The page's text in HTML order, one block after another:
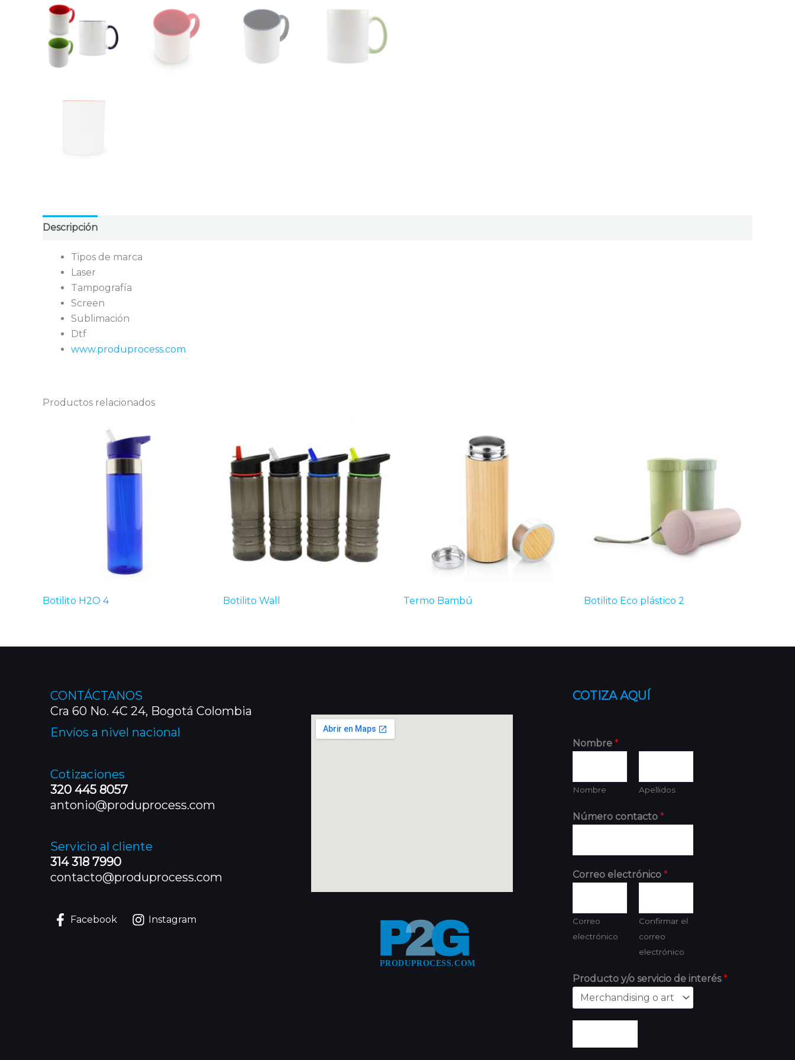
Descripción
Tipos de marca
Laser
Tampografía
Screen
Sublimación
Dtf
www.produprocess.com
Productos relacionados
Botilito H2O 4 Botilito Wall Termo Bambú Botilito Eco plástico 2
CONTÁCTANOS
Cra 60 No. 4C 24, Bogotá Colombia
Envíos a nivel nacional
Cotizaciones
320 445 8057
antonio@produprocess.com
Servicio al cliente
314 318 7990
contacto@produprocess.com
Facebook Instagram
COTIZA AQUÍ
Nombre *
Nombre Apellidos
Número contacto *
Correo electrónico *
Correo
electrónico
Confirmar el
correo
electrónico
Producto y/o servicio de interés*